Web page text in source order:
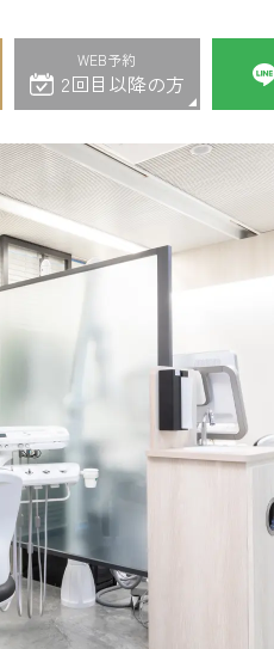
WEB予約
2回目以降の方